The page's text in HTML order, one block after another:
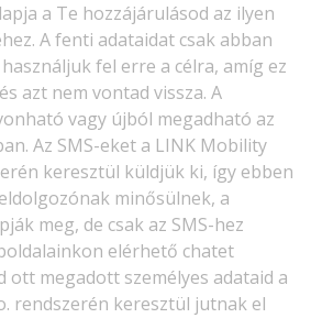
a Te hozzájárulásod az ilyen
A fenti adataidat csak abban
fel erre a célra, amíg ez
azt nem vontad vissza. A
vagy újból megadható az
Az SMS-eket a LINK Mobility
keresztül küldjük ki, így ebben
minősülnek, a
meg, de csak az SMS-hez
elérhető chatet
ott megadott személyes adataid a
rendszerén keresztül jutnak el